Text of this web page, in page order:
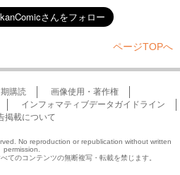
ページTOPへ
購読
画像使用・著作権
インフォマティブデータガイドライン
掲載について
No reproduction or republication without written
permission.
てのコンテンツの無断複写・転載を禁じます。